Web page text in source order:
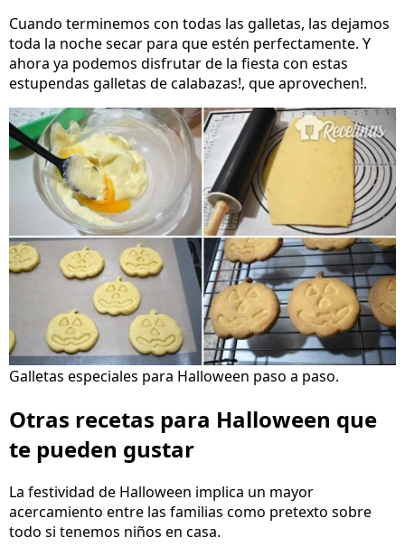
Cuando terminemos con todas las galletas, las dejamos
toda la noche secar para que estén perfectamente. Y
ahora ya podemos disfrutar de la fiesta con estas
estupendas galletas de calabazas!, que aprovechen!.
Galletas especiales para Halloween paso a paso.
Otras recetas para Halloween que
te pueden gustar
La festividad de Halloween implica un mayor
acercamiento entre las familias como pretexto sobre
todo si tenemos niños en casa.